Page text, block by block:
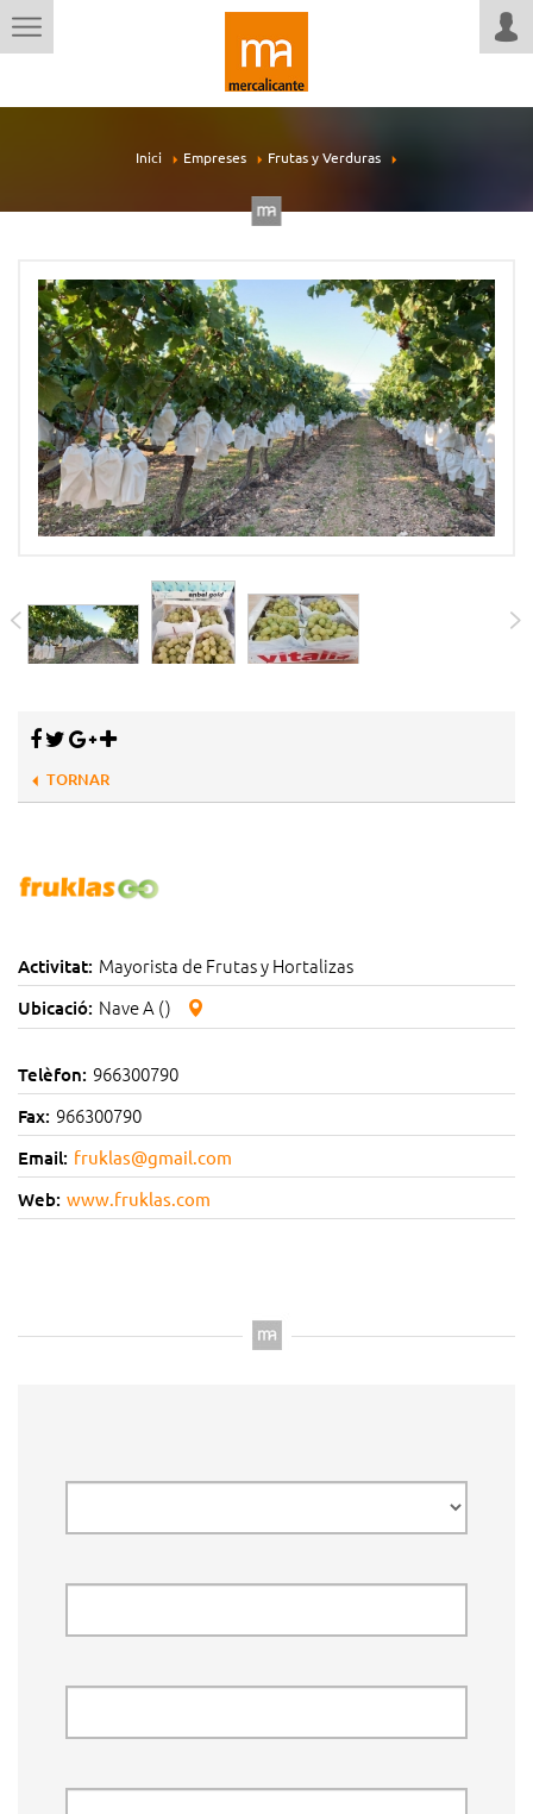
Inici Empreses Frutas y Verduras
TORNAR
Activitat: Mayorista de Frutas y Hortalizas
Ubicació: Nave A ()
Telèfon: 966300790
Fax: 966300790
Email: fruklas@gmail.com
Web: www.fruklas.com